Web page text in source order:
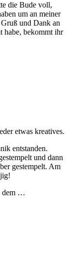
die Bude voll,
um an meiner
und Dank an
habe, bekommt ihr
etwas kreatives.
entstanden.
und dann
gestempelt. Am
dem …